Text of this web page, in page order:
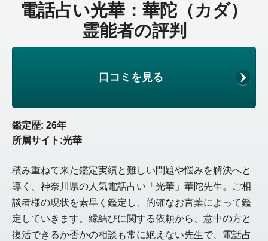
電話占い光華：華陀（カダ）
霊能者の評判
口コミを見る
鑑定歴: 26年
所属サイト:光華
積み重ねて来た鑑定実績と難しい問題や悩みを解決へと
導く、神奈川県の人気電話占い「光華」華陀先生。ご相
談者様の現状を素早く鑑定し、的確なお言葉によって鑑
定していきます。縁結びに関する依頼から、意中の方と
復活できるか否かの相談も常に絶えない先生で、電話占